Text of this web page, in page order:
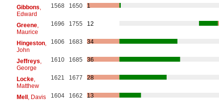
Gibbons
Edward
1568 1650 1
Greene,
Maurice
1696 1755 12
Hingeston,
John
1606 1683 34
Jeffreys
George
1610 1685 36
Locke,
Matthew
1621 1677 28
Mell, Davis 1604 1662
13